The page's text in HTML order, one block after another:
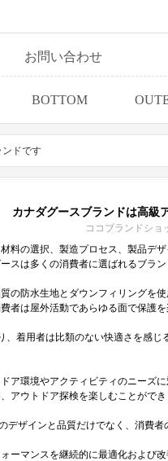
お問い合わせ
BOTTOM
ンドです
カナダグースブランドは高級
ココブランドショ
料の選択、製造プロセス、製品
は多くの消費者に選ばれるブラン
の防水生地とダウンフィリング
は屋外活動であらゆる面で保護を
着用者は比類のない快適さを感
ア環境やアクティビティのニー
アウトドア探検を楽しむことができ
デザインと品質だけでなく、消費
ーマンスを継続的に最適化およ